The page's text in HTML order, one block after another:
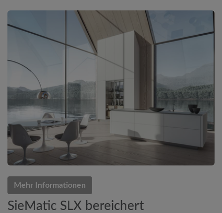
Mehr Informationen
SieMatic SLX bereichert